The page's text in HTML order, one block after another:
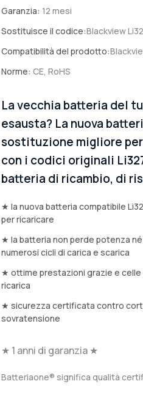
Garanzia: 12 mesi
Sostituisce il codice:Blackview
Compatibilità del prodotto:
Norme: CE, RoHS
La vecchia batteria del
esausta? La nuova
sostituzione migliore
con i codici originali
batteria di ricambio, di
★ la nuova batteria compatibile
per ricaricare
★ la batteria non perde potenza
numerosi cicli di carica e scarica
★ ottime prestazioni grazie e
ricarica
★ sicurezza certificata contro
sovratensione
★ 1 anni di garanzia ★
Batteriaone® significa qualità